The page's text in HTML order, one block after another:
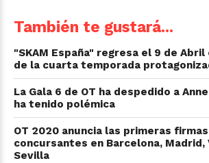
También te gustará...
"SKAM España" regresa el 9 de
de la cuarta temporada
La Gala 6 de OT ha despedido a
ha tenido polémica
OT 2020 anuncia las primeras
concursantes en Barcelona, Madrid,
Sevilla